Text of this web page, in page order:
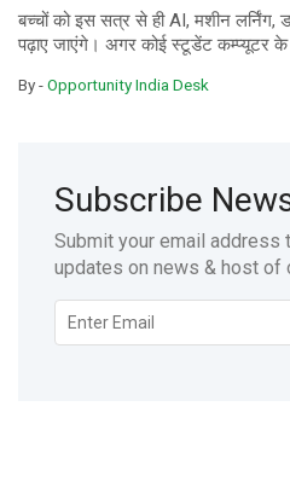
बच्चों को इस सत्र से ही AI, मशीन लर्निंग,
पढ़ाए जाएंगे। अगर कोई स्टूडेंट कम्प्यूटर के
By -Opportunity India Desk
Subscribe
Submit your email address
updates on news & host of